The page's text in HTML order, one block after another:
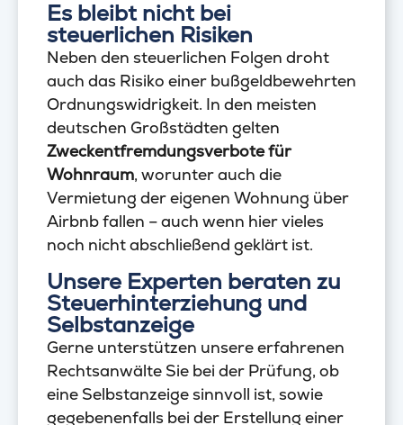
Es bleibt nicht bei
steuerlichen Risiken
Neben den steuerlichen Folgen droht
auch das Risiko einer bußgeldbewehrten
Ordnungswidrigkeit. In den meisten
deutschen Großstädten gelten
Zweckentfremdungsverbote für
Wohnraum, worunter auch die
Vermietung der eigenen Wohnung über
Airbnb fallen – auch wenn hier vieles
noch nicht abschließend geklärt ist.
Unsere Experten beraten zu
Steuerhinterziehung und
Selbstanzeige
Gerne unterstützen unsere erfahrenen
Rechtsanwälte Sie bei der Prüfung, ob
eine Selbstanzeige sinnvoll ist, sowie
gegebenenfalls bei der Erstellung einer